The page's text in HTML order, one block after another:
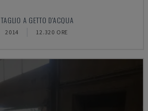
A GETTO D'ACQUA
2014 12.320 ORE